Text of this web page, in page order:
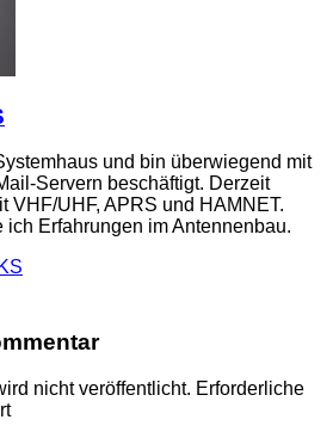
und bin überwiegend mit
Servern beschäftigt. Derzeit
VHF/UHF, APRS und HAMNET.
ich Erfahrungen im Antennenbau.
nicht veröffentlicht. Erforderliche